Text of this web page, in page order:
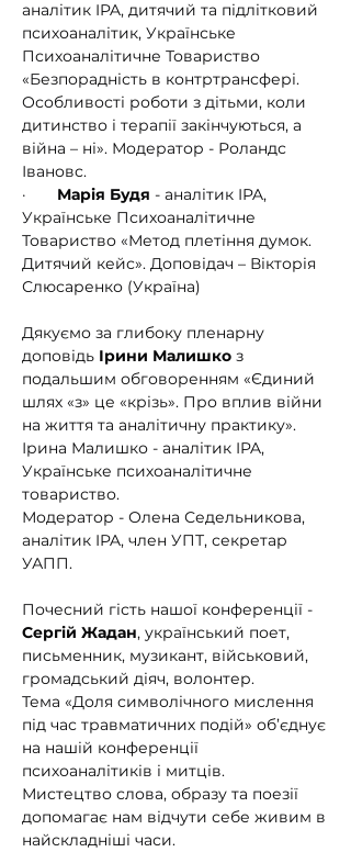
аналітик IPA, дитячий та підлітковий
психоаналітик, Українське
Психоаналітичне Товариство
«Безпорадність в контртрансфері.
Особливості роботи з дітьми, коли
дитинство і терапії закінчуються, а
війна – ні». Модератор - Роландс
Івановс.
· Марія Будя - аналітик IPA,
Українське Психоаналітичне
Товариство «Метод плетіння думок.
Дитячий кейс». Доповідач – Вікторія
Слюсаренко (Україна)
Дякуємо за глибоку пленарну
доповідь Ірини Малишко з
подальшим обговоренням «Єдиний
шлях «з» це «крізь». Про вплив війни
на життя та аналітичну практику».
Ірина Малишко - аналітик IPA,
Українське психоаналітичне
товариство.
Модератор - Олена Седельникова,
аналітик IPA, член УПТ, секретар
УАПП.
Почесний гість нашої конференції -
Сергій Жадан, український поет,
письменник, музикант, військовий,
громадський діяч, волонтер.
Тема «Доля символічного мислення
під час травматичних подій» об’єднує
на нашій конференції
психоаналітиків і митців.
Мистецтво слова, образу та поезії
допомагає нам відчути себе живим в
найскладніші часи.